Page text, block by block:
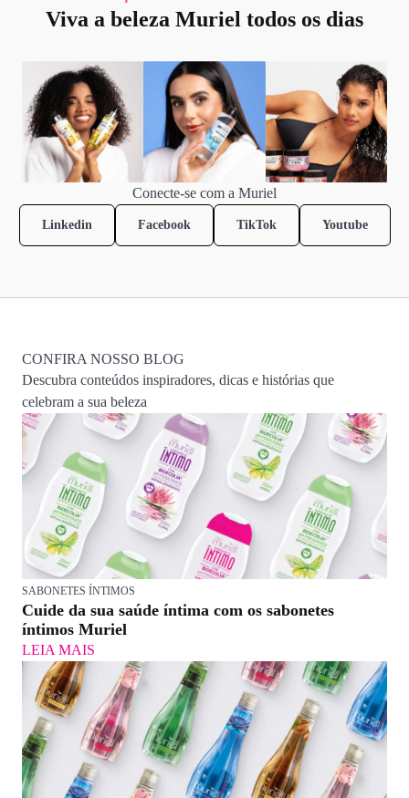
Viva a beleza Muriel todos os dias
Conecte-se com a Muriel
Linkedin Facebook TikTok Youtube
CONFIRA NOSSO BLOG
Descubra conteúdos inspiradores, dicas e histórias que
celebram a sua beleza
SABONETES ÍNTIMOS
Cuide da sua saúde íntima com os sabonetes
íntimos Muriel
LEIA MAIS